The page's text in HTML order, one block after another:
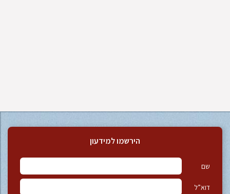
הירשמו למידעון
שם
דוא”ל